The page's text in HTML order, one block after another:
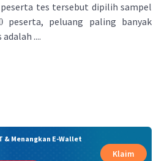
tes tersebut dipilih sampel
peserta, peluang paling banyak
....
& Menangkan E-Wallet
Klaim